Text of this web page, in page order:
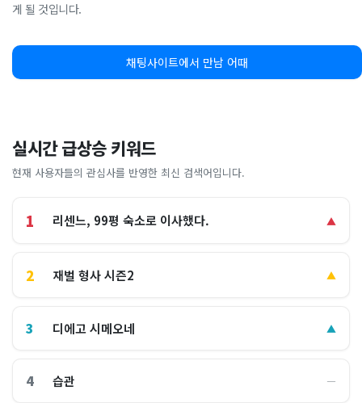
게 될 것입니다.
채팅사이트에서 만남 어때
실시간 급상승 키워드
현재 사용자들의 관심사를 반영한 최신 검색어입니다.
1 리센느, 99평 숙소로 이사했다. ▲
2 재벌 형사 시즌2 ▲
3 디에고 시메오네 ▲
4 습관 ―